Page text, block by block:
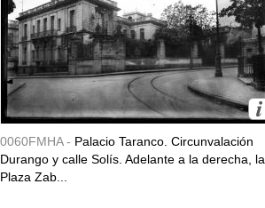
0060FMHA - Palacio Taranco. Circunvalación
Durango y calle Solís. Adelante a la derecha, la
Plaza Zab...